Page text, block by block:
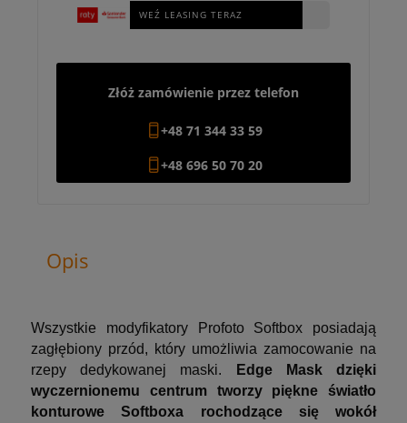
WEŹ LEASING TERAZ
Złóż zamówienie przez telefon
+48 71 344 33 59
+48 696 50 70 20
Opis
Wszystkie modyfikatory Profoto Softbox posiadają
zagłębiony przód, który umożliwia zamocowanie na
rzepy dedykowanej maski.
Edge Mask dzięki
wyczernionemu centrum tworzy piękne światło
konturowe Softboxa rochodzące się wokół